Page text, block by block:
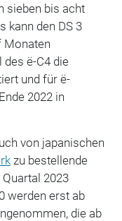
sieben bis acht
kann den DS 3
Monaten
ë-C4 die
und für ë-
2022 in
von japanischen
zu bestellende
2023
werden erst ab
die ab